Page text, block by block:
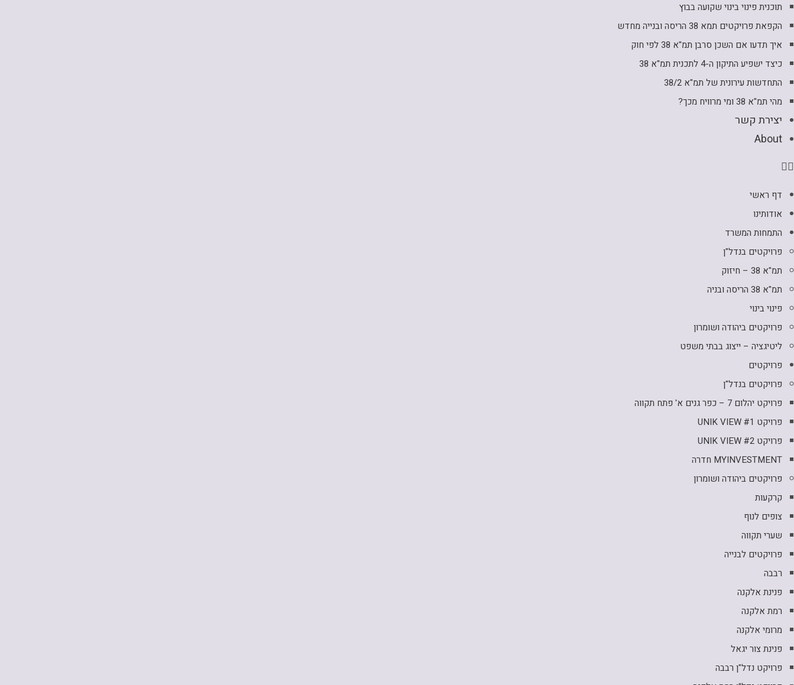
תוכנית פינוי בינוי שקועה בבוץ
הקפאת פרויקטים תמא 38 הריסה ובנייה מחדש
איך תדעו אם השכן סרבן תמ"א 38 לפי חוק
כיצד ישפיע התיקון ה-4 לתכנית תמ"א 38
התחדשות עירונית של תמ"א 38/2
מהי תמ"א 38 ומי מרוויח מכך?
יצירת קשר
About
דף ראשי
אודותינו
התמחות המשרד
פרויקטים בנדל"ן
תמ"א 38 – חיזוק
תמ"א 38 הריסה ובניה
פינוי בינוי
פרויקטים ביהודה ושומרון
ליטיגציה – ייצוג בבתי משפט
פרויקטים
פרויקטים בנדל"ן
פרויקט יהלום 7 – כפר גנים א' פתח תקווה
פרויקט UNIK VIEW #1
פרויקט UNIK VIEW #2
MYINVESTMENT חדרה
פרויקטים ביהודה ושומרון
קרקעות
צופים לנוף
שערי תקווה
פרויקטים לבנייה
רבבה
פנינת אלקנה
רמת אלקנה
מרומי אלקנה
פנינת צור יגאל
פרויקט נדל"ן רבבה